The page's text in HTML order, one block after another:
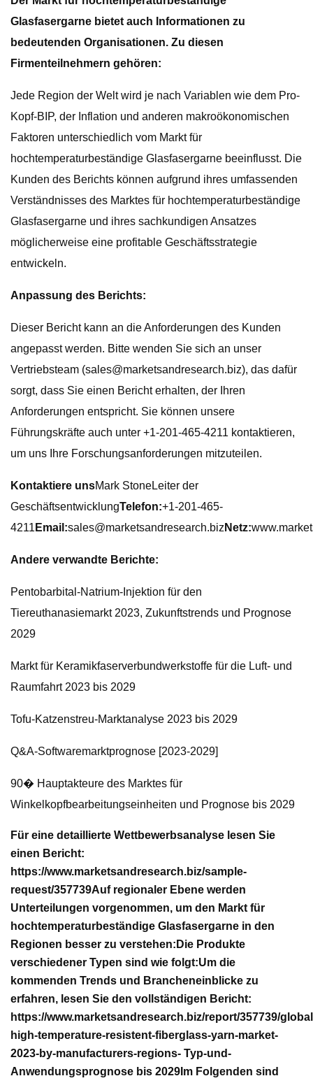
Glasfasergarne bietet auch Informationen zu
bedeutenden Organisationen. Zu diesen
Firmenteilnehmern gehören:
Jede Region der Welt wird je nach Variablen wie dem Pro-
Kopf-BIP, der Inflation und anderen makroökonomischen
Faktoren unterschiedlich vom Markt für
hochtemperaturbeständige Glasfasergarne beeinflusst. Die
Kunden des Berichts können aufgrund ihres umfassenden
Verständnisses des Marktes für hochtemperaturbeständige
Glasfasergarne und ihres sachkundigen Ansatzes
möglicherweise eine profitable Geschäftsstrategie
entwickeln.
Anpassung des Berichts:
Dieser Bericht kann an die Anforderungen des Kunden
angepasst werden. Bitte wenden Sie sich an unser
Vertriebsteam (sales@marketsandresearch.biz), das dafür
sorgt, dass Sie einen Bericht erhalten, der Ihren
Anforderungen entspricht. Sie können unsere
Führungskräfte auch unter +1-201-465-4211 kontaktieren,
um uns Ihre Forschungsanforderungen mitzuteilen.
Kontaktiere unsMark StoneLeiter der
GeschäftsentwicklungTelefon:+1-201-465-
4211 Email:sales@marketsandresearch.biz Netz:
Andere verwandte Berichte:
Pentobarbital-Natrium-Injektion für den
Tiereuthanasiemarkt 2023, Zukunftstrends und Prognose
2029
Markt für Keramikfaserverbundwerkstoffe für die Luft- und
Raumfahrt 2023 bis 2029
Tofu-Katzenstreu-Marktanalyse 2023 bis 2029
Q&A-Softwaremarktprognose [2023-2029]
90� Hauptakteure des Marktes für
Winkelkopfbearbeitungseinheiten und Prognose bis 2029
Für eine detaillierte Wettbewerbsanalyse lesen Sie
einen Bericht:
https://www.marketsandresearch.biz/sample-
request/357739Auf regionaler Ebene werden
Unterteilungen vorgenommen, um den Markt für
hochtemperaturbeständige Glasfasergarne in den
Regionen besser zu verstehen: Die Produkte
verschiedener Typen sind wie folgt:Um die
kommenden Trends und Brancheneinblicke zu
erfahren, lesen Sie den vollständigen Bericht:
https://www.marketsandresearch.biz/report/357739/
high-temperature-resistent-fiberglass-yarn-market-
2023-by-manufacturers-regions- Typ-und-
Anwendungsprognose bis 2029 Im Folgenden sind